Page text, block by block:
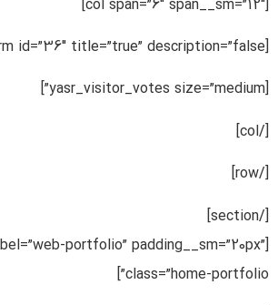
[col span=”6″ span__sm=”12″]
[gravityform id=”36″ title=”true” description=”false”]
[yasr_visitor_votes size=”medium”]
[/col]
[/row]
[/section]
portfolio” padding__sm=”20px”
class=”home-portfolio”]